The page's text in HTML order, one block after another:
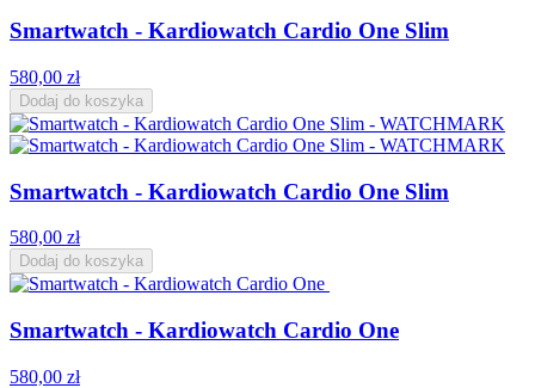
Smartwatch - Kardiowatch Cardio One Slim
580,00 zł
Dodaj do koszyka
Smartwatch - Kardiowatch Cardio One Slim
580,00 zł
Dodaj do koszyka
Smartwatch - Kardiowatch Cardio One
580,00 zł